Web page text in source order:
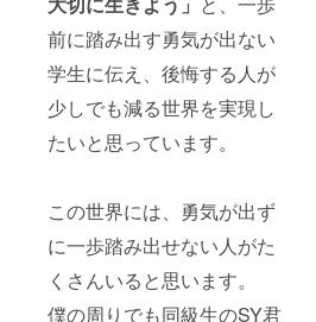
前に踏み出す勇気が出ない
学生に伝え、後悔する人が
少しでも減る世界を実現し
たいと思っています。
この世界には、勇気が出ず
に一歩踏み出せない人がた
くさんいると思います。
僕の周りでも同級生のSY君